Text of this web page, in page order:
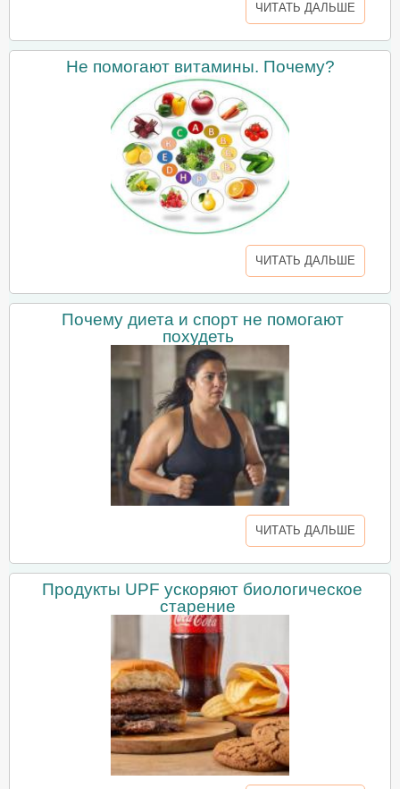
ЧИТАТЬ ДАЛЬШЕ
Не помогают витамины. Почему?
ЧИТАТЬ ДАЛЬШЕ
Почему диета и спорт не помогают
похудеть
ЧИТАТЬ ДАЛЬШЕ
Продукты UPF ускоряют биологическое
старение